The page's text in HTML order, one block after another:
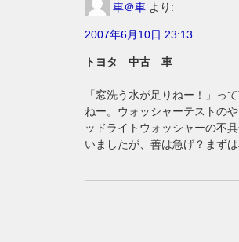
車＠車 より:
2007年6月10日 23:13
トヨタ 中古 車
「窓洗う水が足りねー！」っ
ねー。ウォッシャーテストの
ッドライトウォッシャーの不
いましたが、善は急げ？まず